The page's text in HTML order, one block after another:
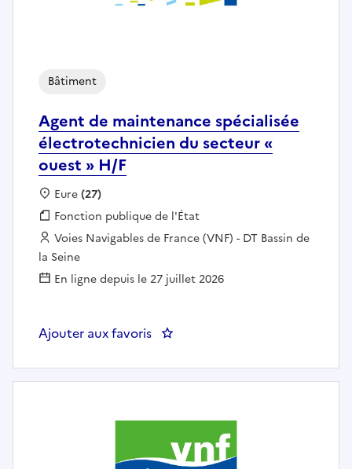
Agent de maintenance spécialisée
électrotechnicien du secteur «
ouest » H/F
Bâtiment
Localisation :
Eure(27)
Fonction publique :
Fonction publique de l'État
Employeur :
Voies Navigables de France (VNF) - DT Bassin de
la Seine
En ligne depuis le 27 juillet 2026
Ajouter aux favoris : Agent de maintenance